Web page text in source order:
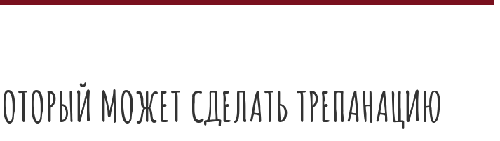
МОЖЕТ СДЕЛАТЬ ТРЕПАНАЦИЮ